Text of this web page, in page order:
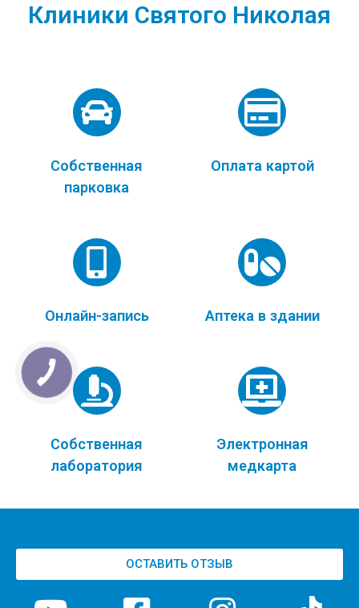
Клиники Святого Николая
Собственная
парковка
Оплата картой
Онлайн-запись Аптека в здании
Собственная
лаборатория
Электронная
медкарта
ОСТАВИТЬ ОТЗЫВ